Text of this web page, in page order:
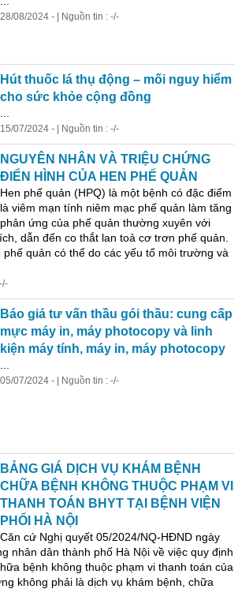
28/08/2024 - | Nguồn tin : -/-
Hút thuốc lá thụ động – mối nguy hiểm
cho sức khỏe cộng đồng
15/07/2024 - | Nguồn tin : -/-
NGUYÊN NHÂN VÀ TRIỆU CHỨNG
ĐIỂN HÌNH CỦA HEN PHẾ QUẢN
Hen phế quản (HPQ) là một bệnh có đặc điểm
là viêm mạn tính niêm mạc phế quản làm tăng
phản ứng của phế quản thường xuyên với
dẫn đến co thắt lan toả cơ trơn phế quản.
phế quản có thể do các yếu tố môi trường và
Báo giá tư vấn thầu gói thầu: cung cấp
mực máy in, máy photocopy và linh
kiện máy tính, máy in, máy photocopy
05/07/2024 - | Nguồn tin : -/-
BẢNG GIÁ DỊCH VỤ KHÁM BỆNH
CHỮA BỆNH KHÔNG THUỘC PHẠM VI
THANH TOÁN BHYT TẠI BỆNH VIỆN
PHỔI HÀ NỘI
Căn cứ Nghị quyết 05/2024/NQ-HĐND ngày
nhân dân thành phố Hà Nội về việc quy định
bệnh không thuộc phạm vi thanh toán của
không phải là dịch vụ khám bệnh, chữa